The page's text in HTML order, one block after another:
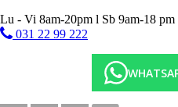
minigolf
club pentru copii
echipament de tenis
divertisment de seara
animatori
Lu - Vi 8am-20pm l Sb 9am-18 pm
031 22 99 222